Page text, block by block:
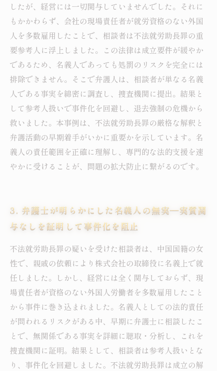
したが、経営には一切関与していませんでした。それに
もかかわらず、会社の現場責任者が就労資格のない外国
人を多数雇用したことで、相談者は不法就労助長罪の重
要参考人に浮上しました。この法律は成立要件が緩やか
であるため、名義人であっても処罰のリスクを完全には
排除できません。そこで弁護人は、相談者が単なる名義
人である事実を綿密に調査し、捜査機関に提出。結果と
して参考人扱いで事件化を回避し、退去強制の危機から
救いました。本事例は、不法就労助長罪の厳格な解釈と
弁護活動の早期着手がいかに重要かを示しています。名
義人の責任範囲を正確に理解し、専門的な法的支援を速
やかに受けることが、問題の拡大防止に繋がるのです。
3. 弁護士が明らかにした名義人の無実―実質関
与なしを証明して事件化を阻止
不法就労助長罪の疑いを受けた相談者は、中国国籍の女
性で、親戚の依頼により株式会社の取締役に名義上で就
任しました。しかし、経営には全く関与しておらず、現
場責任者が資格のない外国人労働者を多数雇用したこと
から事件に巻き込まれました。名義人としての法的責任
が問われるリスクがある中、早期に弁護士に相談したこ
とで、無関係である事実を詳細に聴取・分析し、これを
捜査機関に証明。結果として、相談者は参考人扱いとな
り、事件化を回避しました。不法就労助長罪は成立の解